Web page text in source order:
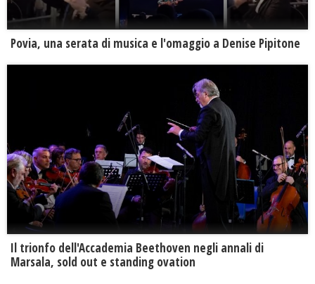
Povia, una serata di musica e l'omaggio a Denise Pipitone
Il trionfo dell'Accademia Beethoven negli annali di
Marsala, sold out e standing ovation